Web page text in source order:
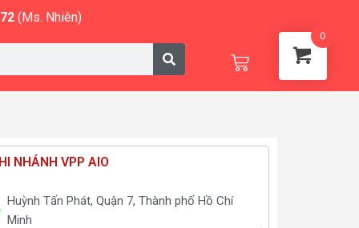
(Ms. Nhiên)
Cart
NHÁNH VPP AIO
Huỳnh Tấn Phát, Quận 7, Thành phố Hồ Chí
Minh
0